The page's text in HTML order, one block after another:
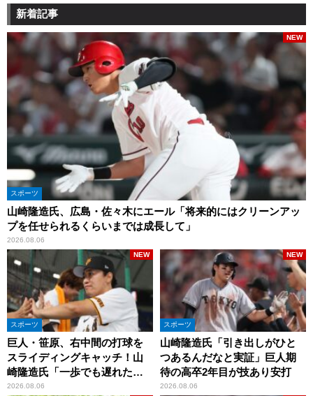
新着記事
スポーツ
山崎隆造氏、広島・佐々木にエール「将来的にはクリーンアッ
プを任せられるくらいまでは成長して」
2026.08.06
NEW
スポーツ
巨人・笹原、右中間の打球を
スライディングキャッチ！山
崎隆造氏「一歩でも遅れた
ら…」
2026.08.06
NEW
スポーツ
山崎隆造氏「引き出しがひと
つあるんだなと実証」巨人期
待の高卒2年目が技あり安打
2026.08.06
NEW